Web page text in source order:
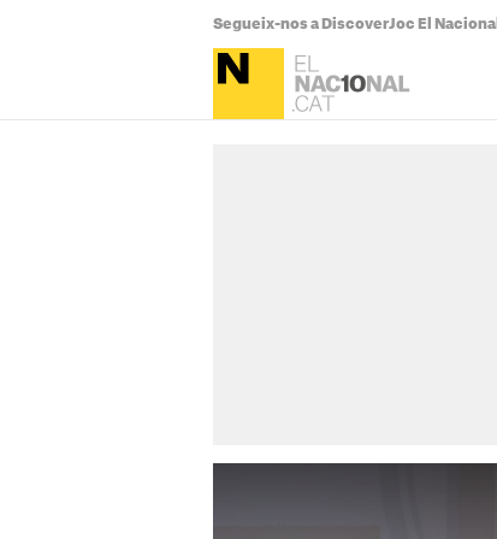
Segueix-nos a DiscoverJoc El Nacional